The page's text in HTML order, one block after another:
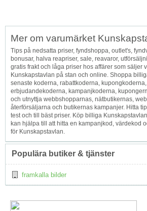
Mer om varumärket
Tips på nedsatta priser, fyndshoppa, outlet's,
bonusar, halva reapriser, sale, reavaror,
gratis frakt och låga priser hos affärer som säljer
Kunskapstavlan på stan och online. Shoppa
senaste koderna, rabattkoderna, kupongkoderna,
erbjudandekoderna, kampanjkoderna,
och utnyttja webbshopparnas, nätbutikernas,
återförsäljarna och butikernas kampanjer. Hitta
test och till bäst priser. Köp billiga
kan hjälpa till att hitta en kampanjkod, värdekod
för Kunskapstavlan.
Populära butiker & tjänster
framkalla bilder